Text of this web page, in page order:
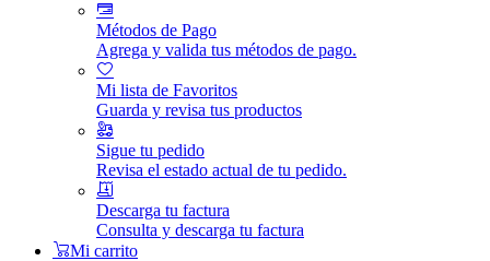
Métodos de Pago
Agrega y valida tus métodos de pago.
Mi lista de Favoritos
Guarda y revisa tus productos
Sigue tu pedido
Revisa el estado actual de tu pedido.
Descarga tu factura
Consulta y descarga tu factura
Mi carrito